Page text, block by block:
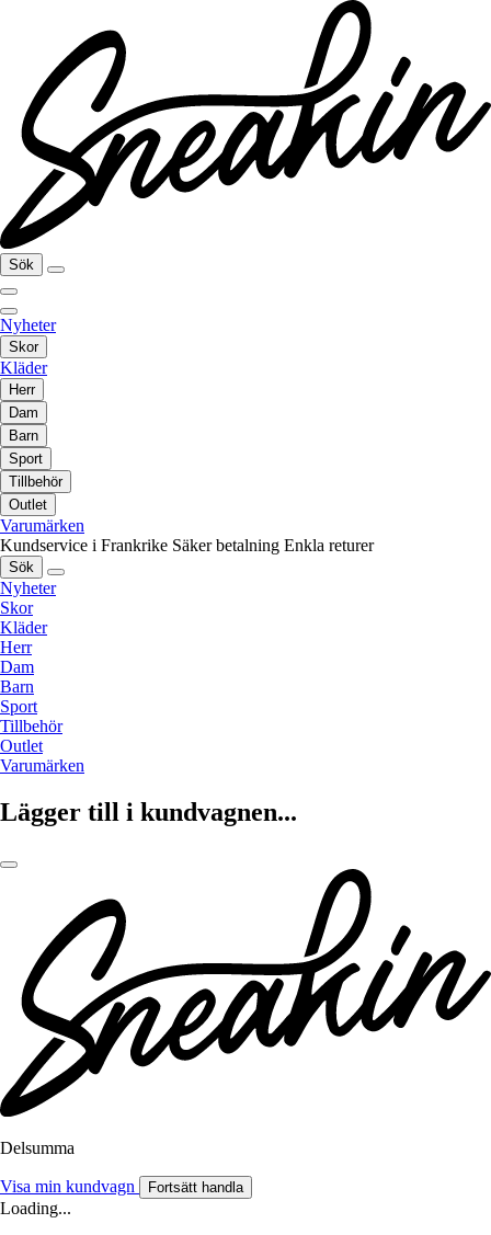
Sök
Nyheter
Skor
Kläder
Herr
Dam
Barn
Sport
Tillbehör
Outlet
Varumärken
Kundservice i Frankrike Säker betalning Enkla returer
Sök
Nyheter
Skor
Kläder
Herr
Dam
Barn
Sport
Tillbehör
Outlet
Varumärken
Lägger till i kundvagnen...
Delsumma
Visa min kundvagn Fortsätt handla
Loading...